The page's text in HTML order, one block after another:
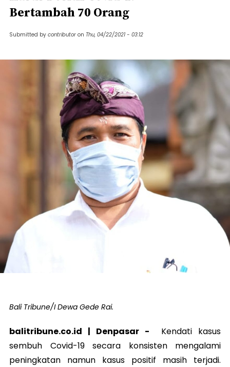
Bertambah 70 Orang
Submitted by contributor on Thu, 04/22/2021 - 03:12
Bali Tribune/I Dewa Gede Rai.
balitribune.co.id | Denpasar -
Kendati kasus
sembuh Covid-19 secara konsisten mengalami
peningkatan namun kasus positif masih terjadi.